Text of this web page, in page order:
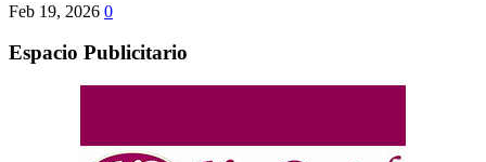
Feb 19, 2026 0
Espacio Publicitario